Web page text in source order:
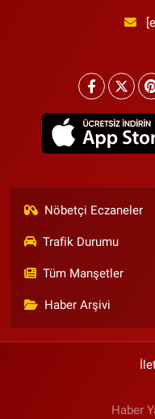
Nöbetçi Eczaneler
Trafik Durumu
Tüm Manşetler
Haber Arşivi
Haber